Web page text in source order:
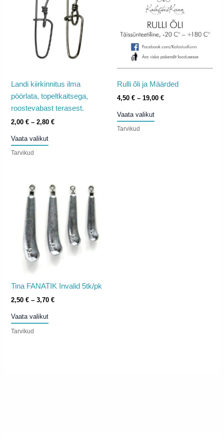
Landi kiirkinnitus ilma
pöörlata, topeltkaitsega,
roostevabast terasest.
2,00€ – 2,80€Hinnavahemik:
Vaata valikut
tootel
varianti.
Valikuid
saab
teha
tootelehel.
Tarvikud
Rulli õli ja Määrded
4,50 € – 19,00 €Hinnavahemik:
Vaata valikut
tootel
Tarvikud
Tina FANATIK Invalid 5tk/pk
2,50€ – 3,70€Hinnavahemik:
Vaata valikut
tootel
Tarvikud